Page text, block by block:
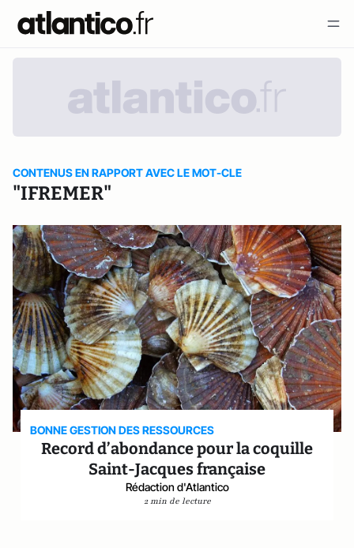
CONTENUS EN RAPPORT AVEC LE MOT-CLE
"IFREMER"
BONNE GESTION DES RESSOURCES
Record d’abondance pour la coquille
Saint-Jacques française
Rédaction d'Atlantico
2 min de lecture